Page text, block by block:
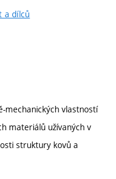
a dílců
mechanických vlastností
materiálů užívaných v
struktury kovů a